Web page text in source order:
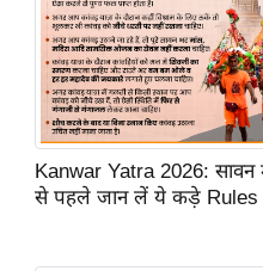
Kanwar Yatra 2026: सावन
से पहले जान लें ये कड़े Rules